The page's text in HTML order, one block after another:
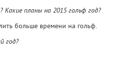
планы на 2015 гольф год?
больше времени на гольф.
год?